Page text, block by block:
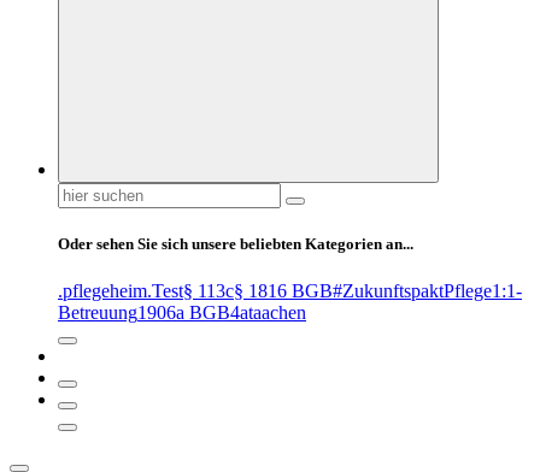
Suchen
nach:
Oder sehen Sie sich unsere beliebten Kategorien an...
.pflegeheim.Test§ 113c§ 1816 BGB#ZukunftspaktPflege1:1-
Betreuung1906a BGB4ataachen